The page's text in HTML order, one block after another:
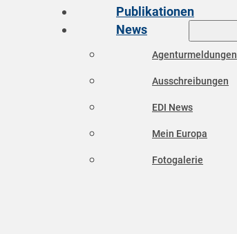
Publikationen
News
Agenturmeldungen
Ausschreibungen
EDI News
Mein Europa
Fotogalerie